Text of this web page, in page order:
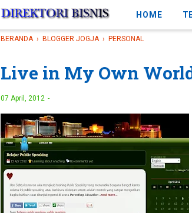
HOME
BERANDA › BLOGGER JOGJA › PERSONAL
Live in My Own
07 April, 2012